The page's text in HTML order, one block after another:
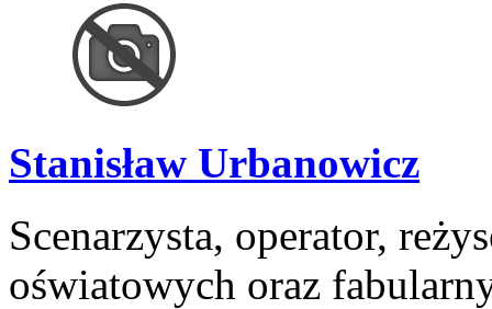
Stanisław Urbanowicz
Scenarzysta, operator,
oświatowych oraz